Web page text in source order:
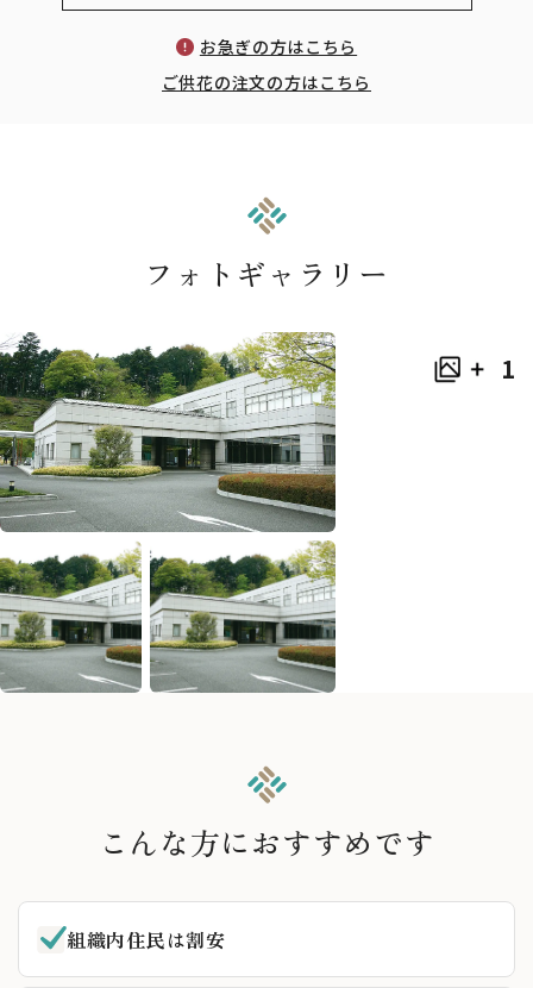
お急ぎの方はこちら
ご供花の注文の方はこちら
フォトギャラリー
1
こんな方におすすめです
組織内住民は割安